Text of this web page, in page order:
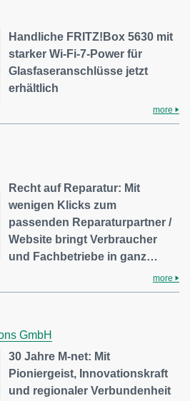
Handliche FRITZ!Box 5630 mit
starker Wi-Fi-7-Power für
Glasfaseranschlüsse jetzt
erhältlich
more
Recht auf Reparatur: Mit
wenigen Klicks zum
passenden Reparaturpartner /
Website bringt Verbraucher
und Fachbetriebe in ganz…
more
GmbH
30 Jahre M-net: Mit
Pioniergeist, Innovationskraft
und regionaler Verbundenheit